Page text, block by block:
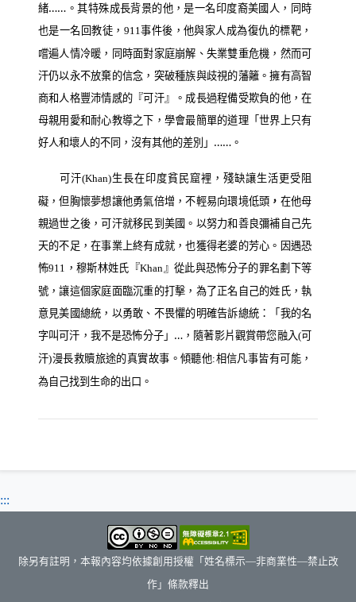
緒……。其特殊成長背景的他，是一名印度裔美國人，同時
也是一名回教徒， 911事件後，他與家人成為復仇的標靶，
嚐遍人情冷暖，同時面對家庭崩解、失業雙重危機，然而可
汗仍以永不放棄的信念，突破種族與歧視的藩籬。擁有高智
商和人格豐沛情感的『可汗』。成長過程備受欺負的他，在
母親用愛和耐心教導之下，學會最簡單的道理「世界上只有
好人和壞人的不同，沒有其他的差別」……。
可汗(Khan)生長在印度貧民窟裡，殘缺讓生活更受阻
礙，但胸懷夢想讓他勇氣倍增，不輕易向環境低頭 ， 在他母
親過世之後，可汗就移民到美國。以努力和善良彌補自己先
天的不足，在事業上終有成就，也獲得老婆的芳心。因遇恐
怖911 ，穆斯林姓氏『Khan』從此與恐怖分子的罪名劃下等
號，讓這個家庭面臨沉重的打擊，為了正名自己的姓氏，執
意見美國總統，以勇敢、不畏懼的明確告訴總統：「我的名
字叫可汗，我不是恐怖分子」…，隨著影片觀賞帶您融入(可
汗)漫長救贖旅途的真實故事。傾聽他:相信凡事皆有可能 ，
為自己找到生命的出口。
:::
除另有註明，本報內容均依據創用授權「姓名標示—非商業性—禁止改
作」條款釋出